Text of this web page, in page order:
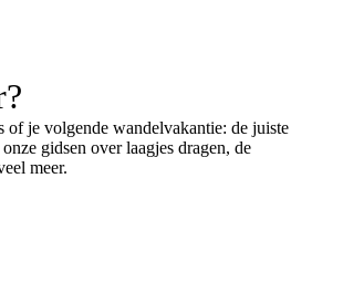
of je volgende wandelvakantie: de juiste
gidsen overlaagjes dragen, de
meer.